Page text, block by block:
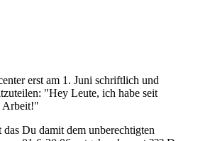
erst am 1. Juni schriftlich und
"Hey Leute, ich habe seit
Arbeit!"
Du damit dem unberechtigten